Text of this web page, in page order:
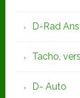
D-Rad
Tacho,
D- Auto